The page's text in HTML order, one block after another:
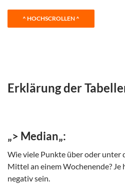
Erklärung der
„> Median„:
Wie viele Punkte über oder unter
Mittel an einem Wochenende? Je
negativ sein.